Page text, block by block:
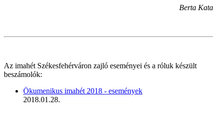
Berta Kata
Az imahét Székesfehérváron zajló eseményei és a róluk készült
beszámolók:
Ökumenikus imahét 2018 - események
2018.01.28.